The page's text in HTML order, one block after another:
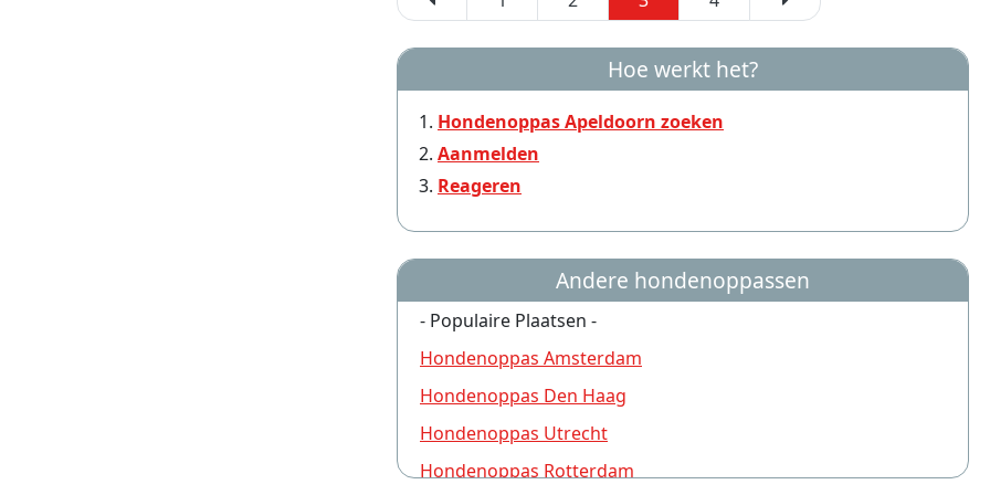
Hoe werkt het?
Hondenoppas Apeldoorn zoeken
Aanmelden
Reageren
Andere hondenoppassen
- Populaire Plaatsen -
Hondenoppas Amsterdam
Hondenoppas Den Haag
Hondenoppas Utrecht
Hondenoppas Rotterdam